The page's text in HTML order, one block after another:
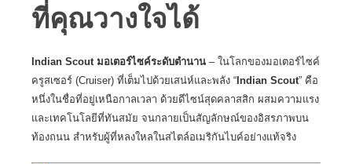
ที่คุณวางใจได้
Indian Scout มอเตอร์ไซค์ระดับตำนาน – ในโลกของมอเตอร์ไซค์
ครูสเซอร์ (Cruiser) ที่เต็มไปด้วยเสน่ห์และพลัง “ Indian Scout” คือ
หนึ่งในชื่อที่อยู่เหนือกาลเวลา ด้วยดีไซน์สุดคลาสสิก ผสมความแรง
และเทคโนโลยีที่ทันสมัย จนกลายเป็นสัญลักษณ์ของอิสรภาพบน
ท้องถนน สำหรับผู้ที่หลงใหลในสไตล์อเมริกันไบค์อย่างแท้จริง